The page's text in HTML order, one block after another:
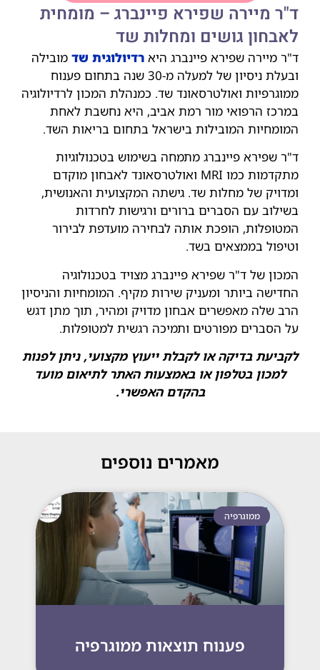
ד"ר מיירה שפירא פיינברג – מומחית
לאבחון גושים ומחלות שד
ד"ר מיירה שפירא פיינברג היא רדיולוגית שד מובילה
ובעלת ניסיון של למעלה מ-30 שנה בתחום פענוח
ממוגרפיות ואולטרסאונד שד. כמנהלת המכון לרדיולוגיה
במרכז הרפואי מור רמת אביב, היא נחשבת לאחת
המומחיות המובילות בישראל בתחום בריאות השד.
ד"ר שפירא פיינברג מתמחה בשימוש בטכנולוגיות
מתקדמות כמו MRI ואולטרסאונד לאבחון מוקדם
ומדויק של מחלות שד. גישתה המקצועית והאנושית,
בשילוב עם הסברים ברורים ורגישות לחרדות
המטופלות, הופכת אותה לבחירה מועדפת לבירור
וטיפול בממצאים בשד.
המכון של ד"ר שפירא פיינברג מצויד בטכנולוגיה
החדישה ביותר ומעניק שירות מקיף. המומחיות והניסיון
הרב שלה מאפשרים אבחון מדויק ומהיר, תוך מתן דגש
על הסברים מפורטים ותמיכה רגשית למטופלות.
לקביעת בדיקה או לקבלת ייעוץ מקצועי, ניתן לפנות
למכון בטלפון או באמצעות האתר לתיאום מועד
בהקדם האפשרי.
מאמרים נוספים
ממוגרפיה
פענוח תוצאות ממוגרפיה